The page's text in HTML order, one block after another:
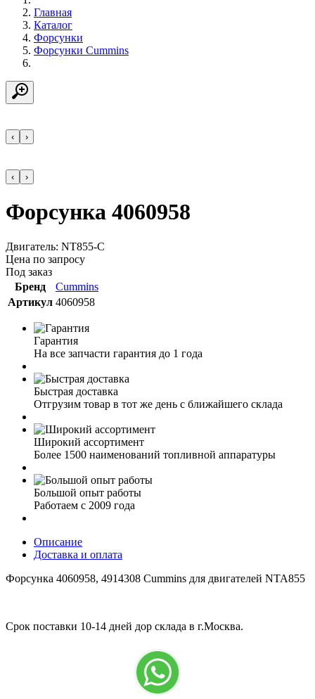
Главная
Каталог
Форсунки
Форсунки Cummins
‹ ›
‹ ›
Форсунка 4060958
Двигатель: NT855-C
Цена по запросу
Под заказ
Бренд
Cummins
Артикул 4060958
Гарантия
На все запчасти гарантия до 1 года
Быстрая доставка
Отгрузим товар в тот же день с ближайшего склада
Широкий ассортимент
Более 1500 наименований топливной аппаратуры
Большой опыт работы
Работаем с 2009 года
Описание
Доставка и оплата
Форсунка 4060958, 4914308 Cummins для двигателей NTA855
Срок поставки 10-14 дней дор склада в г.Москва.